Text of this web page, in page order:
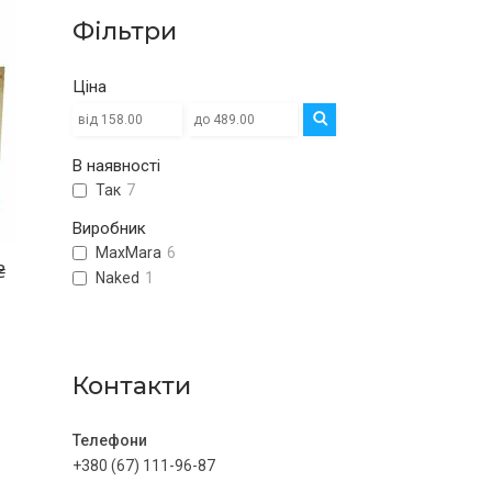
Фільтри
Ціна
В наявності
Так 7
Виробник
MaxMara 6
Naked 1
Контакти
+380 (67) 111-96-87